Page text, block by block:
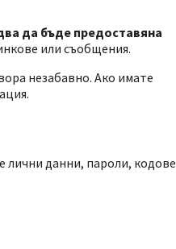
да бъде предоставяна
или съобщения.
незабавно. Ако имате
лични данни, пароли, кодове